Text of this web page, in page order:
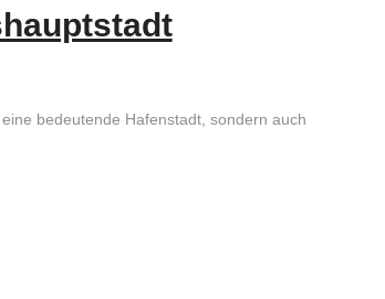
bedeutende Hafenstadt, sondern auch